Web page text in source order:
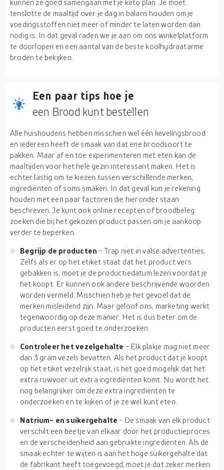
kunnen ze goed samengaan met je keto plan. Je moet
tenslotte de maaltijd over je dag in balans houden om je
voedingsstoffen niet meer of minder te laten worden dan
nodig is. In dat geval raden we je aan om ons winkelplatform
te doorlopen en een aantal van de beste koolhydraatarme
broden te bekijken.
Een paar tips hoe je
een Brood kunt bestellen
Alle huishoudens hebben misschien wel één lievelingsbrood
en iedereen heeft de smaak van dat ene broodsoort te
pakken. Maar af en toe experimenteren met eten kan de
maaltijden voor het hele gezin interessant maken. Het is
echter lastig om te kiezen tussen verschillende merken,
ingrediënten of soms smaken. In dat geval kun je rekening
houden met een paar factoren die hieronder staan
beschreven. Je kunt ook online recepten of broodbeleg
zoeken die bij het gekozen product passen om je aankoop
verder te beperken.
Begrijp de producten- Trap niet in valse advertenties.
Zelfs als er op het etiket staat dat het product vers
gebakken is, moet je de productiedatum lezen voordat je
het koopt. Er kunnen ook andere beschrijvende woorden
worden vermeld. Misschien heb je het gevoel dat de
merken misleidend zijn. Maar geloof ons, marketing werkt
tegenwoordig op deze manier. Het is dus beter om de
producten eerst goed te onderzoeken.
Controleer het vezelgehalte - Elk plakje mag niet meer
dan 3 gram vezels bevatten. Als het product dat je koopt
op het etiket vezelrijk staat, is het goed mogelijk dat het
extra ruwvoer uit extra ingrediënten komt. Nu wordt het
nog belangrijker om deze extra ingrediënten te
onderzoeken en te kijken of je ze wel kunt eten.
Natrium- en suikergehalte- De smaak van elk product
verschilt een beetje van elkaar door het productieproces
en de verscheidenheid aan gebruikte ingrediënten. Als de
smaak echter te wijten is aan het hoge suikergehalte dat
de fabrikant heeft toegevoegd, moet je dat zeker merken.